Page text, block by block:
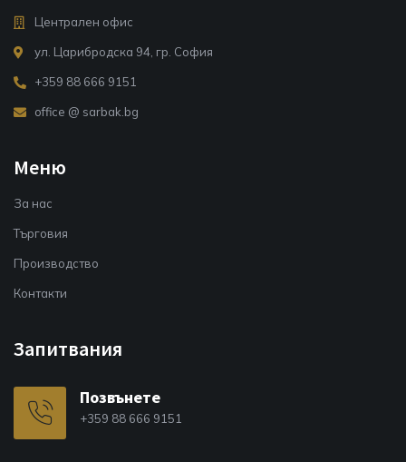
Централен офис
ул. Царибродска 94, гр. София
+359 88 666 9151
office @ sarbak.bg
Меню
За нас
Търговия
Производство
Контакти
Запитвания
Позвънете
+359 88 666 9151